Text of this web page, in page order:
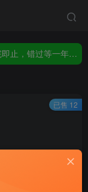
2026年新增【永久会员】限时特价，售完即止，错过等一年！！！
2026年新增【永久会员】限时特价，售完即止，错过等一年！！！
已售 12